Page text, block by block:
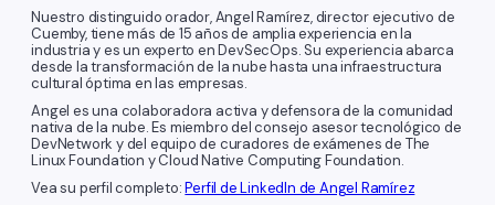
Nuestro distinguido orador, Angel Ramírez, director ejecutivo de
Cuemby, tiene más de 15 años de amplia experiencia en la
industria y es un experto en DevSecOps. Su experiencia abarca
desde la transformación de la nube hasta una infraestructura
cultural óptima en las empresas.
Angel es una colaboradora activa y defensora de la comunidad
nativa de la nube. Es miembro del consejo asesor tecnológico de
DevNetwork y del equipo de curadores de exámenes de The
Linux Foundation y Cloud Native Computing Foundation.
Vea su perfil completo:Perfil de LinkedIn de Angel Ramírez